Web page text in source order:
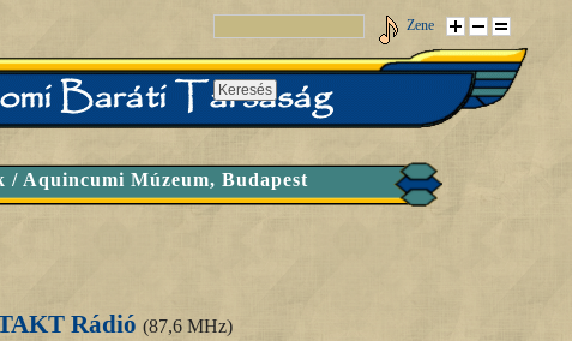
Zene
/ Aquincumi Múzeum, Budapest
Rádió (87,6 MHz)